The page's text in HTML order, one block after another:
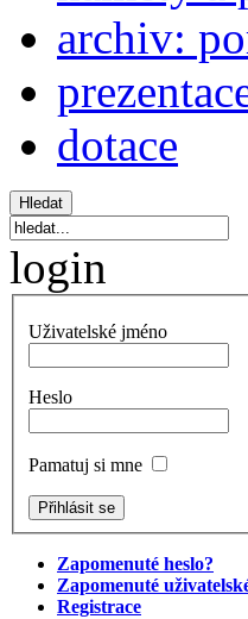
archiv:
dotace
login
Uživatelské jméno
Heslo
Pamatuj si mne
Zapomenuté heslo?
Zapomenuté
Registrace